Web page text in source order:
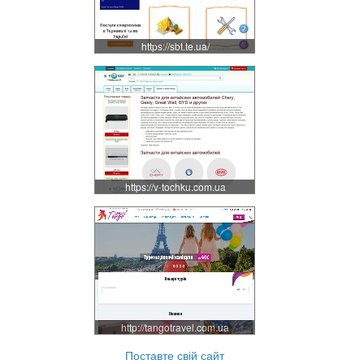
https://sbt.te.ua/
https://v-tochku.com.ua
http://tangotravel.com.ua
Поставте свій сайт